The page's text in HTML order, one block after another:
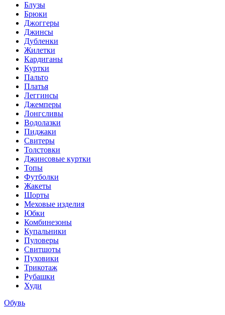
Блузы
Брюки
Джоггеры
Джинсы
Дубленки
Жилетки
Кардиганы
Куртки
Пальто
Платья
Леггинсы
Джемперы
Лонгсливы
Водолазки
Пиджаки
Свитеры
Толстовки
Джинсовые куртки
Топы
Футболки
Жакеты
Шорты
Меховые изделия
Юбки
Комбинезоны
Купальники
Пуловеры
Свитшоты
Пуховики
Трикотаж
Рубашки
Худи
Обувь